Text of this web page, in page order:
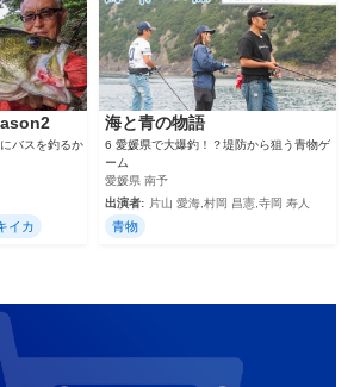
バスを釣るか
イカ
海と青の物語
6 愛媛県で大爆釣！？堤防から狙う青物ゲ
ーム
愛媛県 南予
出演者:
片山 愛海,村岡 昌憲,寺岡 寿人
青物